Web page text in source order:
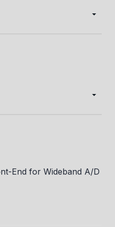
End for Wideband A/D